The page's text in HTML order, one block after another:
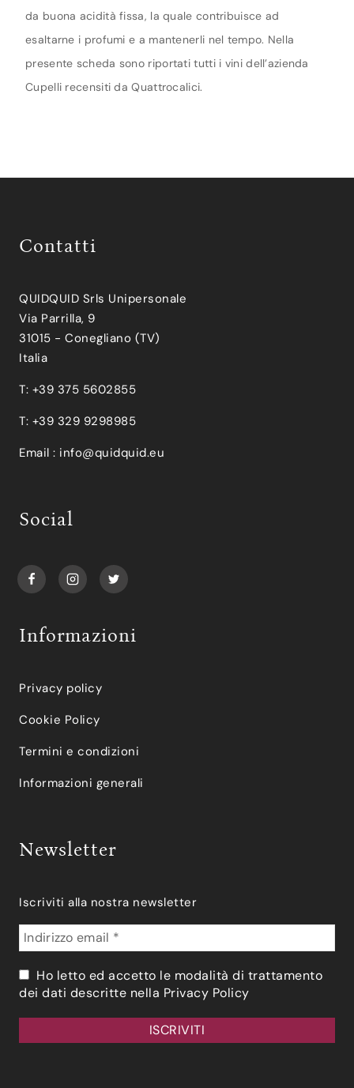
da buona acidità fissa, la quale contribuisce ad
esaltarne i profumi e a mantenerli nel tempo. Nella
presente scheda sono riportati tutti i vini dell’azienda
Cupelli recensiti da Quattrocalici.
Contatti
QUIDQUID Srls Unipersonale
Via Parrilla, 9
31015 - Conegliano (TV)
Italia
T: +39 375 5602855
T: +39 329 9298985
Email : info@quidquid.eu
Social
Informazioni
Privacy policy
Cookie Policy
Termini e condizioni
Informazioni generali
Newsletter
Iscriviti alla nostra newsletter
Ho letto ed accetto le modalità di trattamento
dei dati descritte nella Privacy Policy